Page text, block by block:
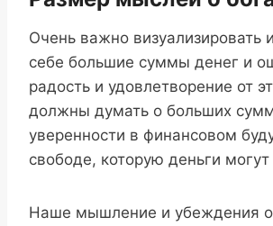
Очень важно визуализировать
себе большие суммы денег и
радость и удовлетворение от
должны думать о больших
уверенности в финансовом
свободе, которую деньги
Наше мышление и убеждения о